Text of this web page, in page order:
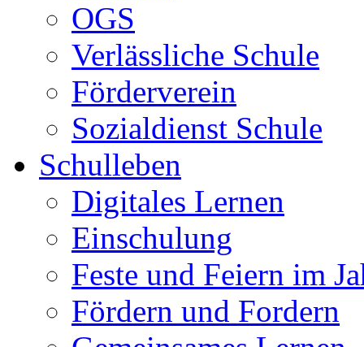
OGS
Verlässliche Schule
Förderverein
Sozialdienst Schule
Schulleben
Digitales Lernen
Einschulung
Feste und Feiern im
Fördern und Fordern